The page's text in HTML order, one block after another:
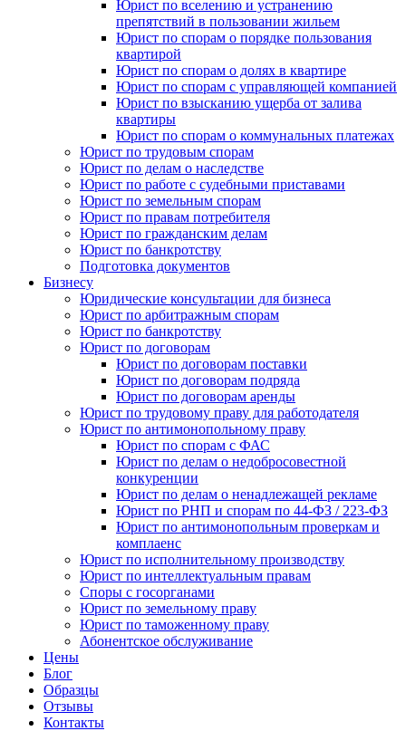
Юрист по вселению и устранению
препятствий в пользовании жильем
Юрист по спорам о порядке пользования
квартирой
Юрист по спорам о долях в квартире
Юрист по спорам с управляющей компанией
Юрист по взысканию ущерба от залива
квартиры
Юрист по спорам о коммунальных платежах
Юрист по трудовым спорам
Юрист по делам о наследстве
Юрист по работе с судебными приставами
Юрист по земельным спорам
Юрист по правам потребителя
Юрист по гражданским делам
Юрист по банкротству
Подготовка документов
Бизнесу
Юридические консультации для бизнеса
Юрист по арбитражным спорам
Юрист по банкротству
Юрист по договорам
Юрист по договорам поставки
Юрист по договорам подряда
Юрист по договорам аренды
Юрист по трудовому праву для работодателя
Юрист по антимонопольному праву
Юрист по спорам с ФАС
Юрист по делам о недобросовестной
конкуренции
Юрист по делам о ненадлежащей рекламе
Юрист по РНП и спорам по 44-ФЗ / 223-ФЗ
Юрист по антимонопольным проверкам и
комплаенс
Юрист по исполнительному производству
Юрист по интеллектуальным правам
Споры с госорганами
Юрист по земельному праву
Юрист по таможенному праву
Абонентское обслуживание
Цены
Блог
Образцы
Отзывы
Контакты